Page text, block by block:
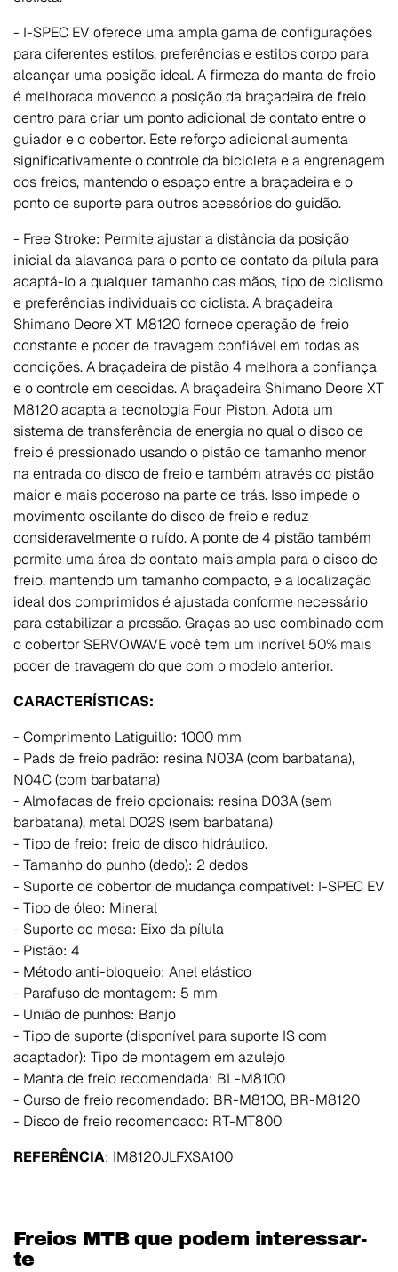
- I-SPEC EV oferece uma ampla gama de configurações
para diferentes estilos, preferências e estilos corpo para
alcançar uma posição ideal. A firmeza do manta de freio
é melhorada movendo a posição da braçadeira de freio
dentro para criar um ponto adicional de contato entre o
guiador e o cobertor. Este reforço adicional aumenta
significativamente o controle da bicicleta e a engrenagem
dos freios, mantendo o espaço entre a braçadeira e o
ponto de suporte para outros acessórios do guidão.
- Free Stroke: Permite ajustar a distância da posição
inicial da alavanca para o ponto de contato da pílula para
adaptá-lo a qualquer tamanho das mãos, tipo de ciclismo
e preferências individuais do ciclista. A braçadeira
Shimano Deore XT M8120 fornece operação de freio
constante e poder de travagem confiável em todas as
condições. A braçadeira de pistão 4 melhora a confiança
e o controle em descidas. A braçadeira Shimano Deore XT
M8120 adapta a tecnologia Four Piston. Adota um
sistema de transferência de energia no qual o disco de
freio é pressionado usando o pistão de tamanho menor
na entrada do disco de freio e também através do pistão
maior e mais poderoso na parte de trás. Isso impede o
movimento oscilante do disco de freio e reduz
consideravelmente o ruído. A ponte de 4 pistão também
permite uma área de contato mais ampla para o disco de
freio, mantendo um tamanho compacto, e a localização
ideal dos comprimidos é ajustada conforme necessário
para estabilizar a pressão. Graças ao uso combinado com
o cobertor SERVOWAVE você tem um incrível 50% mais
poder de travagem do que com o modelo anterior.
CARACTERÍSTICAS:
- Comprimento Latiguillo: 1000 mm
- Pads de freio padrão: resina N03A (com barbatana),
N04C (com barbatana)
- Almofadas de freio opcionais: resina D03A (sem
barbatana), metal D02S (sem barbatana)
- Tipo de freio: freio de disco hidráulico.
- Tamanho do punho (dedo): 2 dedos
- Suporte de cobertor de mudança compatível: I-SPEC EV
- Tipo de óleo: Mineral
- Suporte de mesa: Eixo da pílula
- Pistão: 4
- Método anti-bloqueio: Anel elástico
- Parafuso de montagem: 5 mm
- União de punhos: Banjo
- Tipo de suporte (disponível para suporte IS com
adaptador): Tipo de montagem em azulejo
- Manta de freio recomendada: BL-M8100
- Curso de freio recomendado: BR-M8100, BR-M8120
- Disco de freio recomendado: RT-MT800
REFERÊNCIA: IM8120JLFXSA100
Freios MTB que podem interessar-
te